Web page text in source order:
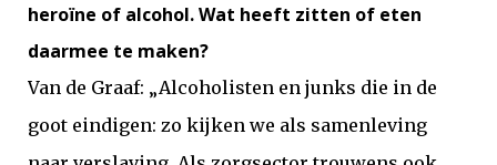
heroïne of alcohol. Wat heeft zitten of eten
daarmee te maken?
Van de Graaf: „Alcoholisten en junks die in de
goot eindigen: zo kijken we als samenleving